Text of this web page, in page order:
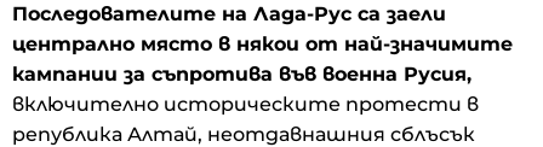
Последователите на Лада-Рус са заели
централно място в някои от най-значимите
кампании за съпротива във военна Русия,
включително историческите протести в
република Алтай, неотдавнашния сблъсък